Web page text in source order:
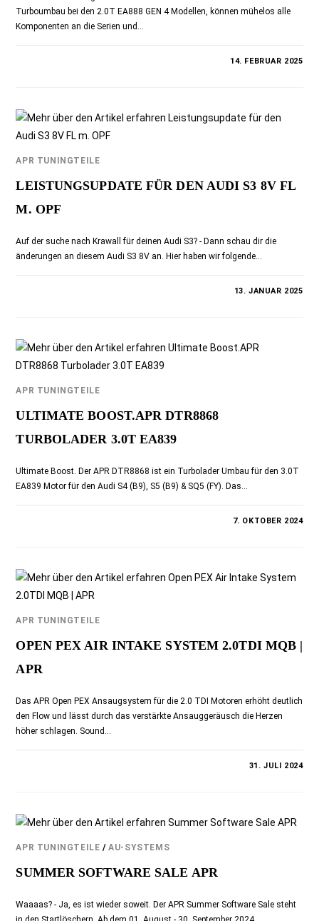
Turboumbau bei den 2.0T EA888 GEN 4 Modellen, können mühelos alle
Komponenten an die Serien und…
14. FEBRUAR 2025
APR TUNINGTEILE
LEISTUNGSUPDATE FÜR DEN AUDI S3 8V FL
M. OPF
Auf der suche nach Krawall für deinen Audi S3? - Dann schau dir die
änderungen an diesem Audi S3 8V an. Hier haben wir folgende…
13. JANUAR 2025
APR TUNINGTEILE
ULTIMATE BOOST.APR DTR8868
TURBOLADER 3.0T EA839
Ultimate Boost. Der APR DTR8868 ist ein Turbolader Umbau für den 3.0T
EA839 Motor für den Audi S4 (B9), S5 (B9) & SQ5 (FY). Das…
7. OKTOBER 2024
APR TUNINGTEILE
OPEN PEX AIR INTAKE SYSTEM 2.0TDI MQB |
APR
Das APR Open PEX Ansaugsystem für die 2.0 TDI Motoren erhöht deutlich
den Flow und lässt durch das verstärkte Ansauggeräusch die Herzen
höher schlagen. Sound…
31. JULI 2024
APR TUNINGTEILE /AU-SYSTEMS
SUMMER SOFTWARE SALE APR
Waaaas? - Ja, es ist wieder soweit. Der APR Summer Software Sale steht